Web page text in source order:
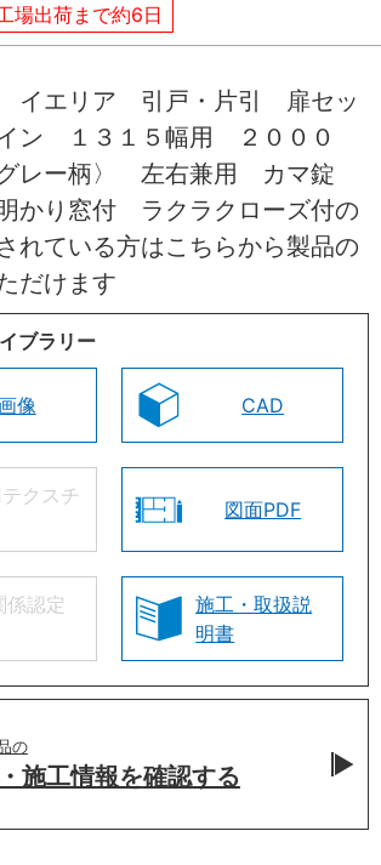
場出荷まで約6日
イエリア 引戸・片引 扉セッ
ン １３１５幅用 ２０００
レー柄〉 左右兼用 カマ錠
り窓付 ラクラクローズ付の
れている方はこちらから製品の
だけます
ブラリー
像 CAD
クスチ
図面PDF
係認定
施工・取扱説
明書
の
施工情報を確認する